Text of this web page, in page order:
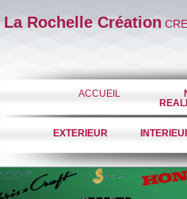
La Rochelle Création
ACCUEIL
EXTERIEUR